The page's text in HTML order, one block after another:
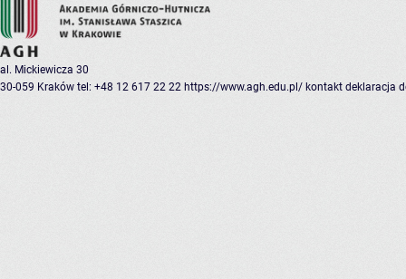
al. Mickiewicza 30
30-059 Kraków tel: +48 12 617 22 22 https://www.agh.edu.pl/ kontakt deklaracja